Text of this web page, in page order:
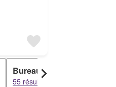
Bureau
55 résultats